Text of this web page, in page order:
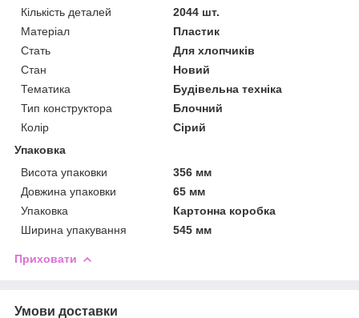
Кількість деталей
2044 шт.
Матеріал
Пластик
Стать
Для хлопчиків
Стан
Новий
Тематика
Будівельна техніка
Тип конструктора
Блочний
Колір
Сірий
Упаковка
Висота упаковки
356 мм
Довжина упаковки
65 мм
Упаковка
Картонна коробка
Ширина упакування
545 мм
Приховати
Умови доставки